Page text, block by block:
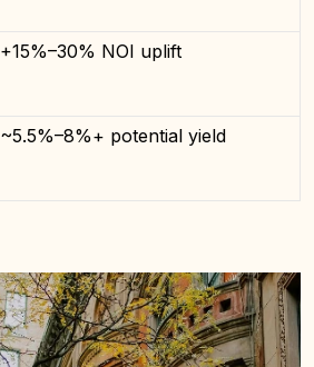
+15%–30% NOI uplift
~5.5%–8%+ potential yield